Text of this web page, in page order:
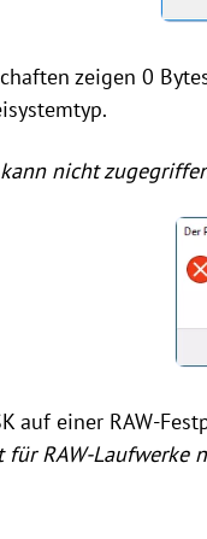
zeigen 0
nicht
auf einer RAW-
für RAW-Laufwerke